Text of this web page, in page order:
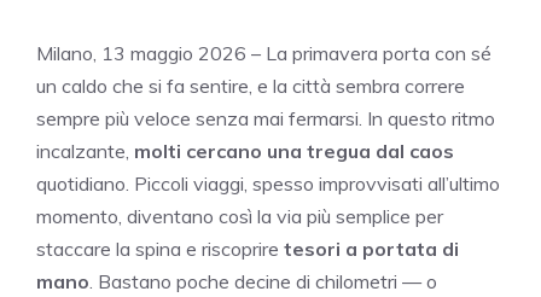
Milano, 13 maggio 2026 – La primavera porta con sé
un caldo che si fa sentire, e la città sembra correre
sempre più veloce senza mai fermarsi. In questo ritmo
incalzante, molti cercano una tregua dal caos
quotidiano. Piccoli viaggi, spesso improvvisati all’ultimo
momento, diventano così la via più semplice per
staccare la spina e riscoprire tesori a portata di
mano . Bastano poche decine di chilometri — o